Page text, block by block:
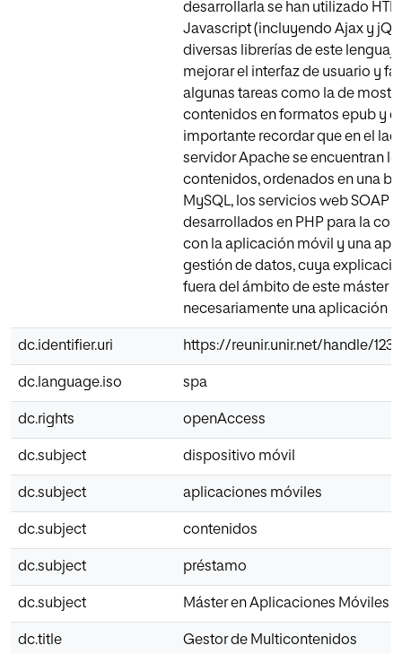
desarrollarla se han utilizado
Javascript (incluyendo Ajax y
diversas librerías de este
mejorar el interfaz de usuario y
algunas tareas como la de
contenidos en formatos epub y
importante recordar que en el
servidor Apache se encuentran
contenidos, ordenados en una
MySQL, los servicios web SOAP
desarrollados en PHP para la
con la aplicación móvil y una
gestión de datos, cuya
fuera del ámbito de este máster
necesariamente una aplicación
dc.identifier.uri https://reunir.unir.net/handle/
dc.language.iso spa
dc.rights openAccess
dc.subject dispositivo móvil
dc.subject aplicaciones móviles
dc.subject contenidos
dc.subject préstamo
dc.subject Máster en Aplicaciones Móviles
dc.title Gestor de Multicontenidos